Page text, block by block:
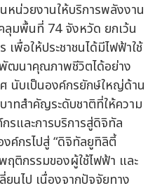
หน่วยงานให้บริการพลังงาน
ลุมพื้นที่ 74 จังหวัด ยกเว้น
พื่อให้ประชาชนได้มีไฟฟ้าใช้
พัฒนาคุณภาพชีวิตได้อย่าง
นับเป็นองค์กรยักษ์ใหญ่ด้าน
ทสำคัญระดับชาติที่ให้ความ
และการบริการสู่ดิจิทัล
ค์กรไปสู่ “ดิจิทัลยูทิลิตี้
ติกรรมของผู้ใช้ไฟฟ้า และ
นไป เนื่องจากปัจจัยทาง